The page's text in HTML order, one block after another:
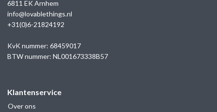
6811 EK Arnhem
info@lovablethings.nl
+31(0)6-21824192
KvK nummer: 68459017
BTW nummer: NL001673338B57
Klantenservice
Over ons